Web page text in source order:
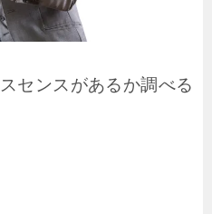
センスがあるか調べる